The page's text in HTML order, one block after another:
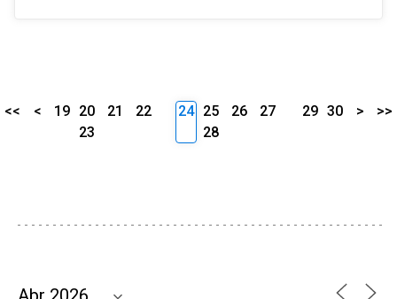
<< < 19 20 21
22
23
24 25 26
27
28
29 30 > >>